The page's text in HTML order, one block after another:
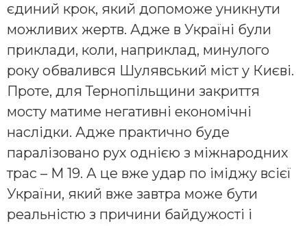
єдиний крок, який допоможе уникнути
можливих жертв. Адже в Україні були
приклади, коли, наприклад, минулого
року обвалився Шулявський міст у Києві.
Проте, для Тернопільщини закриття
мосту матиме негативні економічні
наслідки. Адже практично буде
паралізовано рух однією з міжнародних
трас – М 19. А це вже удар по іміджу всієї
України, який вже завтра може бути
реальністю з причини байдужості і